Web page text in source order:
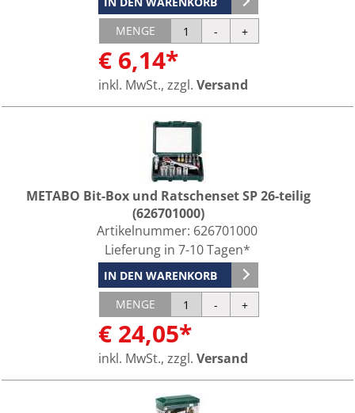
MENGE
€ 6,14*
inkl. MwSt., zzgl. Versand
METABO Bit-Box und Ratschenset SP 26-teilig
(626701000)
Artikelnummer: 626701000
Lieferung in 7-10 Tagen*
IN DEN WARENKORB
MENGE
€ 24,05*
inkl. MwSt., zzgl. Versand